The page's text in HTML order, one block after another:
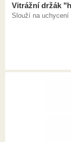
Vitrážní držák
Slouží na uchycení